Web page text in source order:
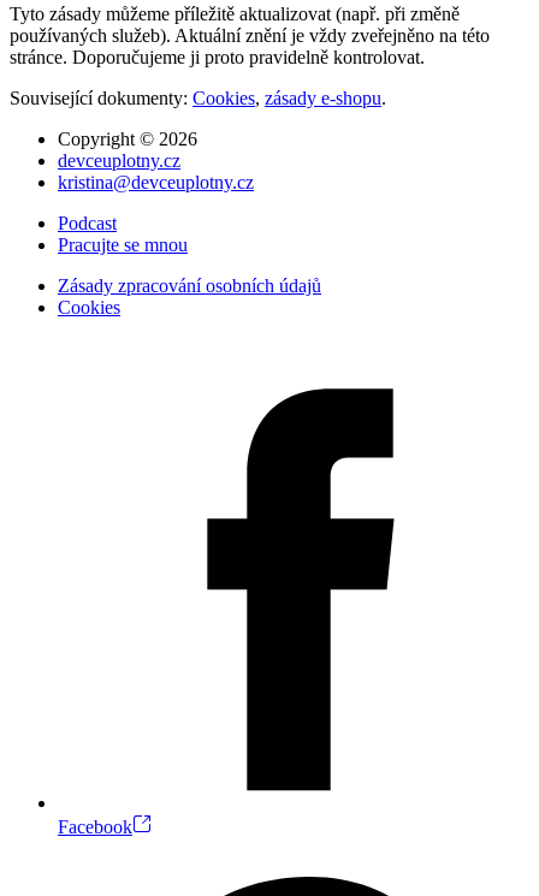
Tyto zásady můžeme příležitě aktualizovat (např. při změně
používaných služeb). Aktuální znění je vždy zveřejněno na této
stránce. Doporučujeme ji proto pravidelně kontrolovat.
Související dokumenty: Cookies, zásady e-shopu.
Copyright © 2026
devceuplotny.cz
kristina@devceuplotny.cz
Podcast
Pracujte se mnou
Zásady zpracování osobních údajů
Cookies
Facebook